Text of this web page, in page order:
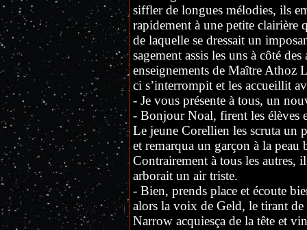
siffler de longues mélodies, ils
rapidement à une petite clairière
de laquelle se dressait un
sagement assis les uns à côté
enseignements de Maître Athoz
ci s’interrompit et les accueillit
- Je vous présente à tous, un
- Bonjour Noal, firent les élèves
Le jeune Corellien les scruta un
et remarqua un garçon à la peau
Contrairement à tous les autres,
arborait un air triste.
- Bien, prends place et écoute
alors la voix de Geld, le tirant de
Narrow acquiesça de la tête et